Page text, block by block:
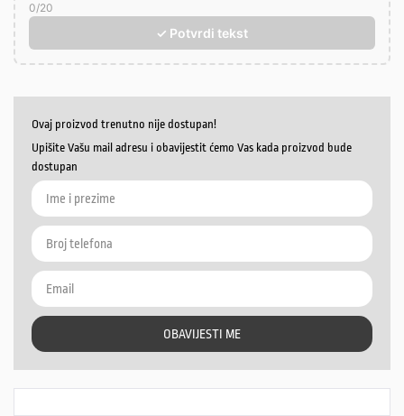
0/20
✓ Potvrdi tekst
Ovaj proizvod trenutno nije dostupan!
Upišite Vašu mail adresu i obavijestit ćemo Vas kada proizvod bude
dostupan
OBAVIJESTI ME